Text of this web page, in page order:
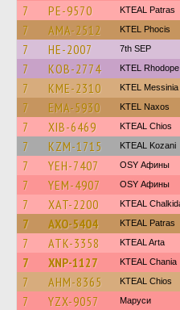
7 PE-9570 KTEAL Patras
7 AMA-2512 ΚΤΕL Phocis
7 HE-2007 7th SEP
7 KOB-2774 KTEL Rhodope
7 KME-2310 KTEL Messinia
7 EMA-5930 KTEL Naxos
7 XIB-6469 KTEAL Chios
7 KZM-1715 KTEAL Kozani
7 YEH-7407 OSY Афины
7 YEM-4907 OSY Афины
7 XAT-2200 KTEAL
7 AXO-5404 KTEAL Patras
7 ATK-3358 KTEAL Arta
7 XNP-1127 KTEAL Chania
7 AHM-8365 KTEAL Chios
7 YZX-9057 Маруси